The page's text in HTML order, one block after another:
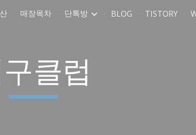
Skip to navigation
매장목차 단톡방 BLOG TISTORY
클럽